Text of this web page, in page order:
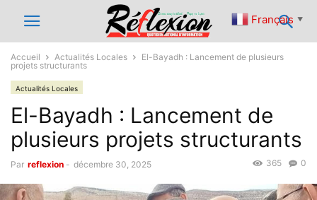
Accueil Actualités Locales
El-Bayadh : Lancement de plusieurs
projets structurants
Actualités Locales
El-Bayadh : Lancement de
plusieurs projets structurants
Par reflexion - décembre 30, 2025 0
365
Français ▼